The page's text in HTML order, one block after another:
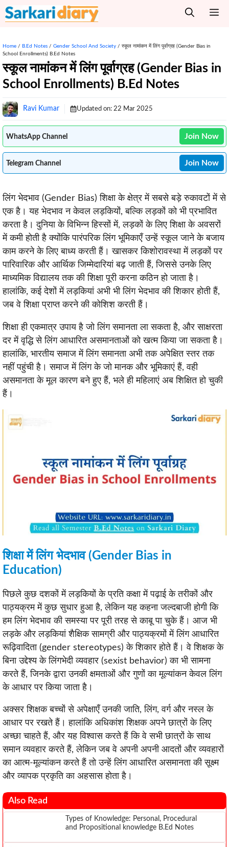
Skip
to
Home / B.Ed Notes / Gender School And Society / स्कूल नामांकन में लिंग पूर्वाग्रह (Gender Bias in
School Enrollments) B.Ed Notes
स्कूल नामांकन में लिंग पूर्वाग्रह (Gender Bias in
School Enrollments) B.Ed Notes
Ravi Kumar Updated on: 22 Mar 2025
WhatsApp Channel Join Now
Telegram Channel Join Now
लिंग भेदभाव (Gender Bias) शिक्षा के क्षेत्र में सबसे बड़े रुकावटों में से
एक है। यह भेदभाव न केवल लड़कियों, बल्कि लड़कों को भी प्रभावित
करता है। दुनिया के विभिन्न हिस्सों में, लड़कों के लिए शिक्षा के अवसरों
में कमी होती है क्योंकि पारंपरिक लिंग भूमिकाएँ उन्हें स्कूल जाने के बजाय
काम करने के लिए बाध्य करती हैं। खासकर किशोरावस्था में लड़कों पर
पारिवारिक और आर्थिक जिम्मेदारियां बढ़ जाती हैं, जिससे उनके लिए
माध्यमिक विद्यालय तक की शिक्षा पूरी करना कठिन हो जाता है।
हालांकि, कई देशों में लड़कियां अभी भी लिंग भेदभाव की शिकार होती हैं,
जब वे शिक्षा प्राप्त करने की कोशिश करती हैं।
शिक्षा ही एकमात्र उपाय है जो लिंग समानता ला सकता है, और साक्षरता
दर में वृद्धि से लिंग आधारित असमानताओं को खत्म किया जा सकता है।
हालांकि, भारतीय समाज में लिंग समानता अभी तक अपेक्षित स्तर तक
नहीं पहुंची है। समाज में लिंग के जो मानक और भूमिकाएं हैं, वही
असमानता के मूल कारण बने हुए हैं, भले ही महिलाएं अब शिक्षित हो चुकी
हैं।
शिक्षा में लिंग भेदभाव (Gender Bias in
Education)
पिछले कुछ दशकों में लड़कियों के प्रति कक्षा में पढ़ाई के तरीकों और
पाठ्यक्रम में कुछ सुधार हुआ है, लेकिन यह कहना जल्दबाजी होगी कि
हम लिंग भेदभाव की समस्या पर पूरी तरह से काबू पा चुके हैं। आज भी
लड़के और लड़कियां शैक्षिक सामग्री और पाठ्यक्रमों में लिंग आधारित
रूढ़िवादिता (gender stereotypes) के शिकार होते हैं। वे शिक्षक के
बिना उद्देश्य के लिंगभेदी व्यवहार (sexist behavior) का भी सामना
करते हैं, जिनके द्वारा उनकी क्षमताओं और गुणों का मूल्यांकन केवल लिंग
के आधार पर किया जाता है।
अक्सर शिक्षक बच्चों से अपेक्षाएँ उनकी जाति, लिंग, वर्ग और नस्ल के
आधार पर रखते हैं। हालांकि अधिकांश शिक्षक अपने छात्रों के लिए
अच्छा चाहते हैं, और यह विश्वास करते हैं कि वे सभी छात्रों के साथ
समान व्यवहार करते हैं, लेकिन जब वे अपनी अपनी आदतों और व्यवहारों
का आत्म-मूल्यांकन करते हैं तो उन्हें लिंग आधारित असमानता की सूक्ष्म
और व्यापक प्रकृति का अहसास होता है।
Also Read
Types of Knowledge: Personal, Procedural
and Propositional knowledge B.Ed Notes